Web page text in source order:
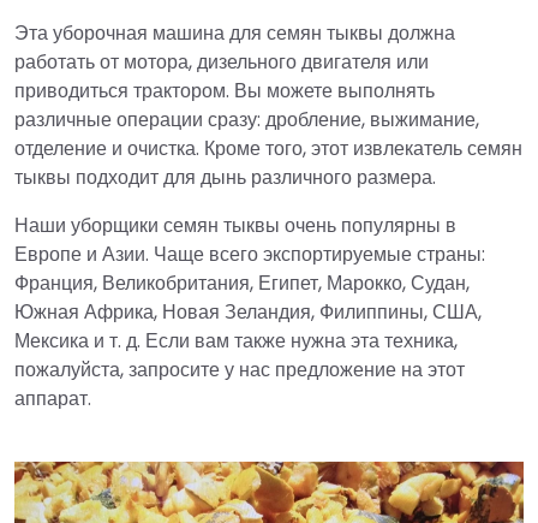
Эта уборочная машина для семян тыквы должна
работать от мотора, дизельного двигателя или
приводиться трактором. Вы можете выполнять
различные операции сразу: дробление, выжимание,
отделение и очистка. Кроме того, этот извлекатель семян
тыквы подходит для дынь различного размера.
Наши уборщики семян тыквы очень популярны в
Европе и Азии. Чаще всего экспортируемые страны:
Франция, Великобритания, Египет, Марокко, Судан,
Южная Африка, Новая Зеландия, Филиппины, США,
Мексика и т. д. Если вам также нужна эта техника,
пожалуйста, запросите у нас предложение на этот
аппарат.